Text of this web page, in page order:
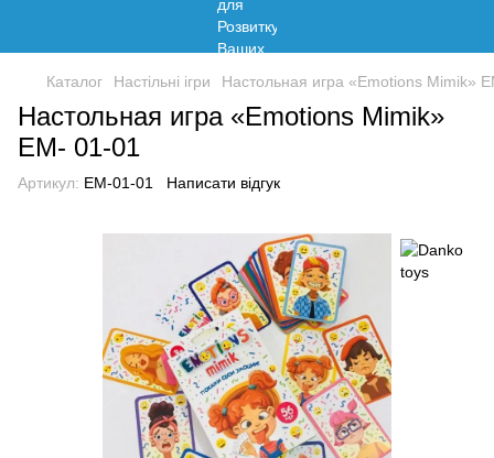
Каталог Настільні ігри Настольная игра «Emotions Mimik»
Настольная игра «Emotions Mimik»
EM- 01-01
Артикул: EM-01-01 Написати відгук